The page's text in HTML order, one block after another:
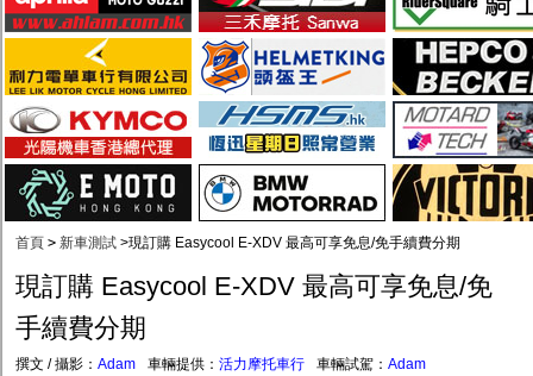
首頁 > 新車測試 >現訂購 Easycool E-XDV 最高可享免息/免手續費分期
現訂購 Easycool E-XDV 最高可享免息/免
手續費分期
撰文 / 攝影： Adam 車輛提供： 活力摩托車行 車輛試駕： Adam